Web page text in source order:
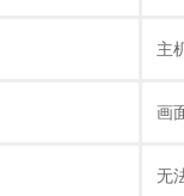
主
画
无